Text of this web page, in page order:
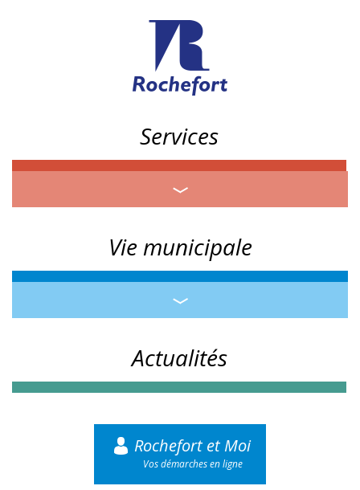
Services
Vie municipale
Actualités
Rochefort et Moi
Vos démarches en ligne